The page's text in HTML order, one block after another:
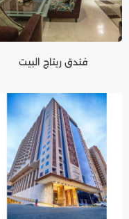
فندق ريتاج البيت